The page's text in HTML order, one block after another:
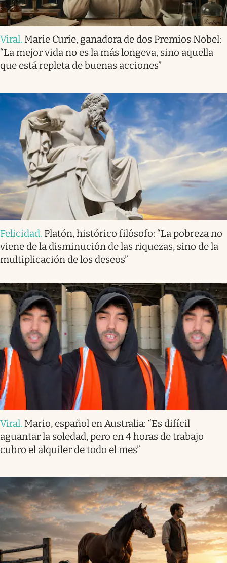
Viral. Marie Curie, ganadora de dos Premios Nobel:
“La mejor vida no es la más longeva, sino aquella
que está repleta de buenas acciones”
Felicidad. Platón, histórico filósofo: “La pobreza no
viene de la disminución de las riquezas, sino de la
multiplicación de los deseos”
Viral. Mario, español en Australia: “Es difícil
aguantar la soledad, pero en 4 horas de trabajo
cubro el alquiler de todo el mes”